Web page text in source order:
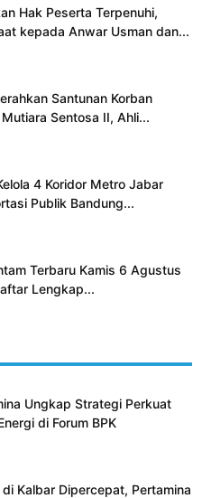
Hak Peserta Terpenuhi,
kepada Anwar Usman dan...
Santunan Korban
Sentosa II, Ahli...
4 Koridor Metro Jabar
Publik Bandung...
Terbaru Kamis 6 Agustus
Lengkap...
Ungkap Strategi Perkuat
di Forum BPK
Kalbar Dipercepat, Pertamina